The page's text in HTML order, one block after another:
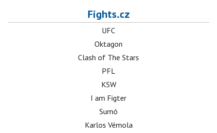
Fights.cz
UFC
Oktagon
Clash of The Stars
PFL
KSW
I am Figter
Sumó
Karlos Vémola